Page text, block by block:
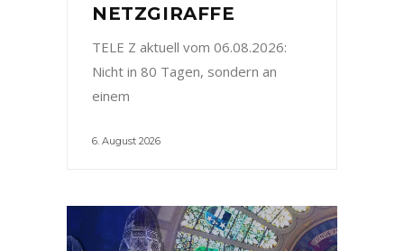
NETZGIRAFFE
TELE Z aktuell vom 06.08.2026:
Nicht in 80 Tagen, sondern an
einem
6. August 2026